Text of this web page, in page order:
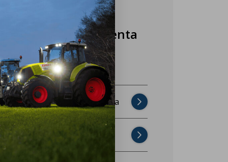
Nasza obsługa klienta
jest do Twojej
dyspozycji!
Najczęściej zadawane pytania
Skontaktuj się z nami